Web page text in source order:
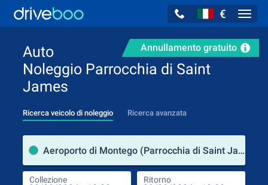
€
Annullamento gratuito
Auto
Noleggio Parrocchia di Saint
James
Ricerca veicolo di noleggio Ricerca avanzata
Aeroporto di Montego (Parrocchia di Saint James / Giamaica)
Collezione Ritorno